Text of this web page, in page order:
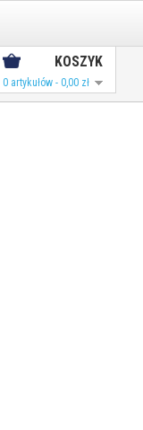
KOSZYK
0 artykułów - 0,00 zł